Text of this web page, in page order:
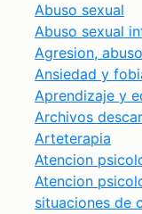
Abuso sexual
Abuso sexual
Agresion,
Ansiedad y
Aprendizaje y
Archivos
Arteterapia
Atencion
Atencion
situaciones de